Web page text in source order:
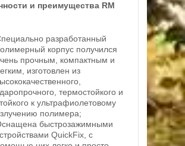
и преимущества RM
разработанный
корпус получился
прочным, компактным и
изготовлен из
термостойкого и
к ультрафиолетовому
полимера;
быстрозажимными
QuickFix, с